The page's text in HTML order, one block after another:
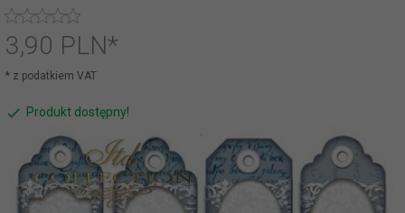
3,90 PLN*
* z podatkiem VAT
Produkt dostępny!